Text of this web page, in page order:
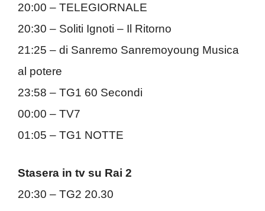
20:00 – TELEGIORNALE
20:30 – Soliti Ignoti – Il Ritorno
21:25 – di Sanremo Sanremoyoung Musica
al potere
23:58 – TG1 60 Secondi
00:00 – TV7
01:05 – TG1 NOTTE
Stasera in tv su Rai 2
20:30 – TG2 20.30